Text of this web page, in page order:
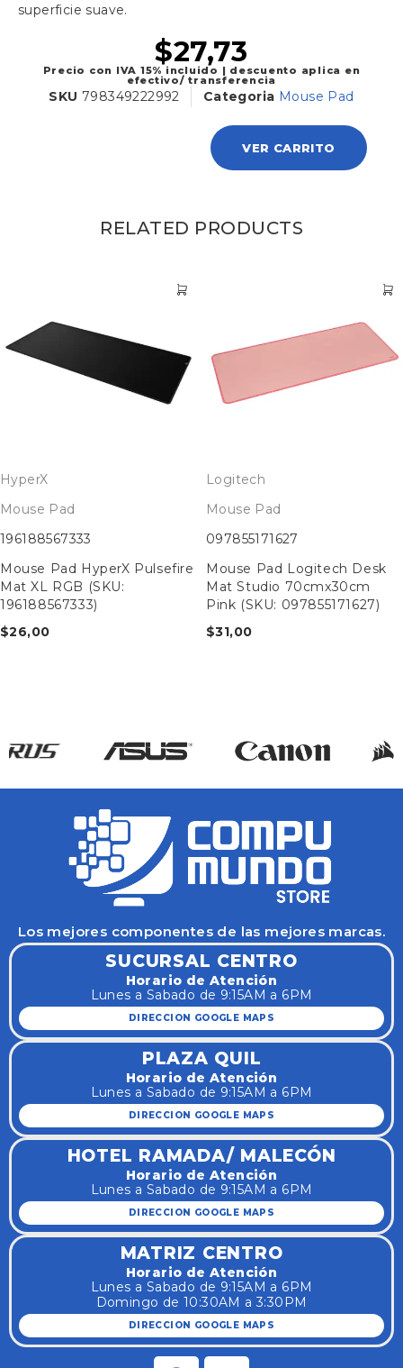
superficie suave.
$27,73
Precio con IVA 15% incluido | descuento aplica en
efectivo/ transferencia
SKU 798349222992 Categoria Mouse Pad
VER CARRITO
RELATED PRODUCTS
HyperX
Mouse Pad
196188567333
Mouse Pad HyperX Pulsefire
Mat XL RGB (SKU:
196188567333)
$26,00
Logitech
Mouse Pad
097855171627
Mouse Pad Logitech Desk
Mat Studio 70cmx30cm
Pink (SKU: 097855171627)
$31,00
Los mejores componentes de las mejores marcas.
SUCURSAL CENTRO
Horario de Atención
Lunes a Sabado de 9:15AM a 6PM
DIRECCION GOOGLE MAPS
PLAZA QUIL
Horario de Atención
Lunes a Sabado de 9:15AM a 6PM
DIRECCION GOOGLE MAPS
HOTEL RAMADA/ MALECÓN
Horario de Atención
Lunes a Sabado de 9:15AM a 6PM
DIRECCION GOOGLE MAPS
MATRIZ CENTRO
Horario de Atención
Lunes a Sabado de 9:15AM a 6PM
Domingo de 10:30AM a 3:30PM
DIRECCION GOOGLE MAPS